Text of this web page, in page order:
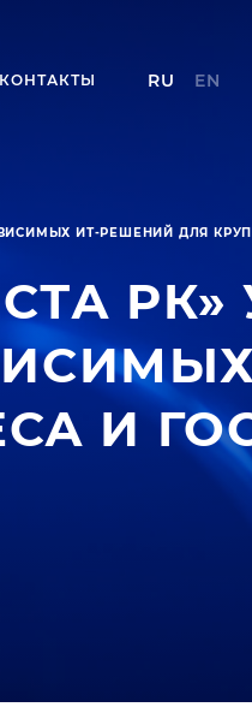
КОНТАКТЫ RU EN
ИТ-РЕШЕНИЙ ДЛЯ
РК»
И